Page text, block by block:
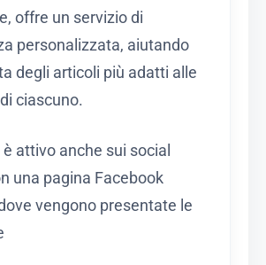
offre un servizio di
personalizzata, aiutando
degli articoli più adatti alle
ciascuno.
è attivo anche sui social
una pagina Facebook
vengono presentate le